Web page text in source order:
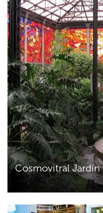
Cosmovitral